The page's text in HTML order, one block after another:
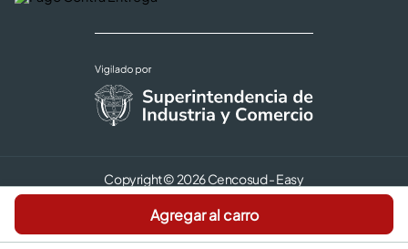
Agregar al carro
Copyright © 2026 Cencosud - Easy
Términos y Condiciones |
Seguridad y Privacidad |
Código de ética